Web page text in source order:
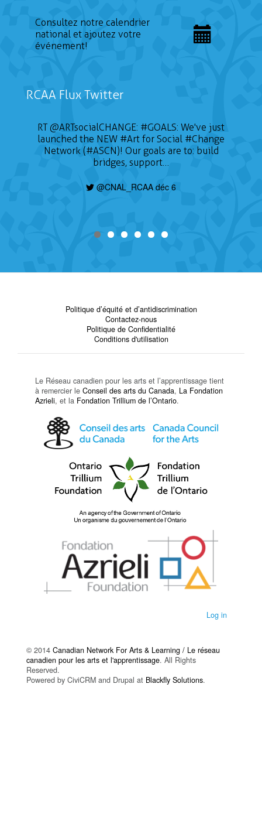
Consultez notre calendrier
national et ajoutez votre
événement!
RCAA Flux Twitter
RT@ARTsocialCHANGE: #GOALS: We've just
launched the NEW #Art for Social #Change
Network (#ASCN)! Our goals are to: build
bridges, support…
@CNAL_RCAA déc 6
Politique d’équité et d’antidiscrimination
Contactez-nous
Politique de Confidentialité
Conditions d'utilisation
Le Réseau canadien pour les arts et l’apprentissage tient
à remercier le Conseil des arts du Canada, La Fondation
Azrieli, et la Fondation Trillium de l’Ontario.
Log in
© 2014 Canadian Network For Arts & Learning / Le réseau
canadien pour les arts et l'apprentissage. All Rights
Reserved.
Powered by CiviCRM and Drupal at Blackfly Solutions.